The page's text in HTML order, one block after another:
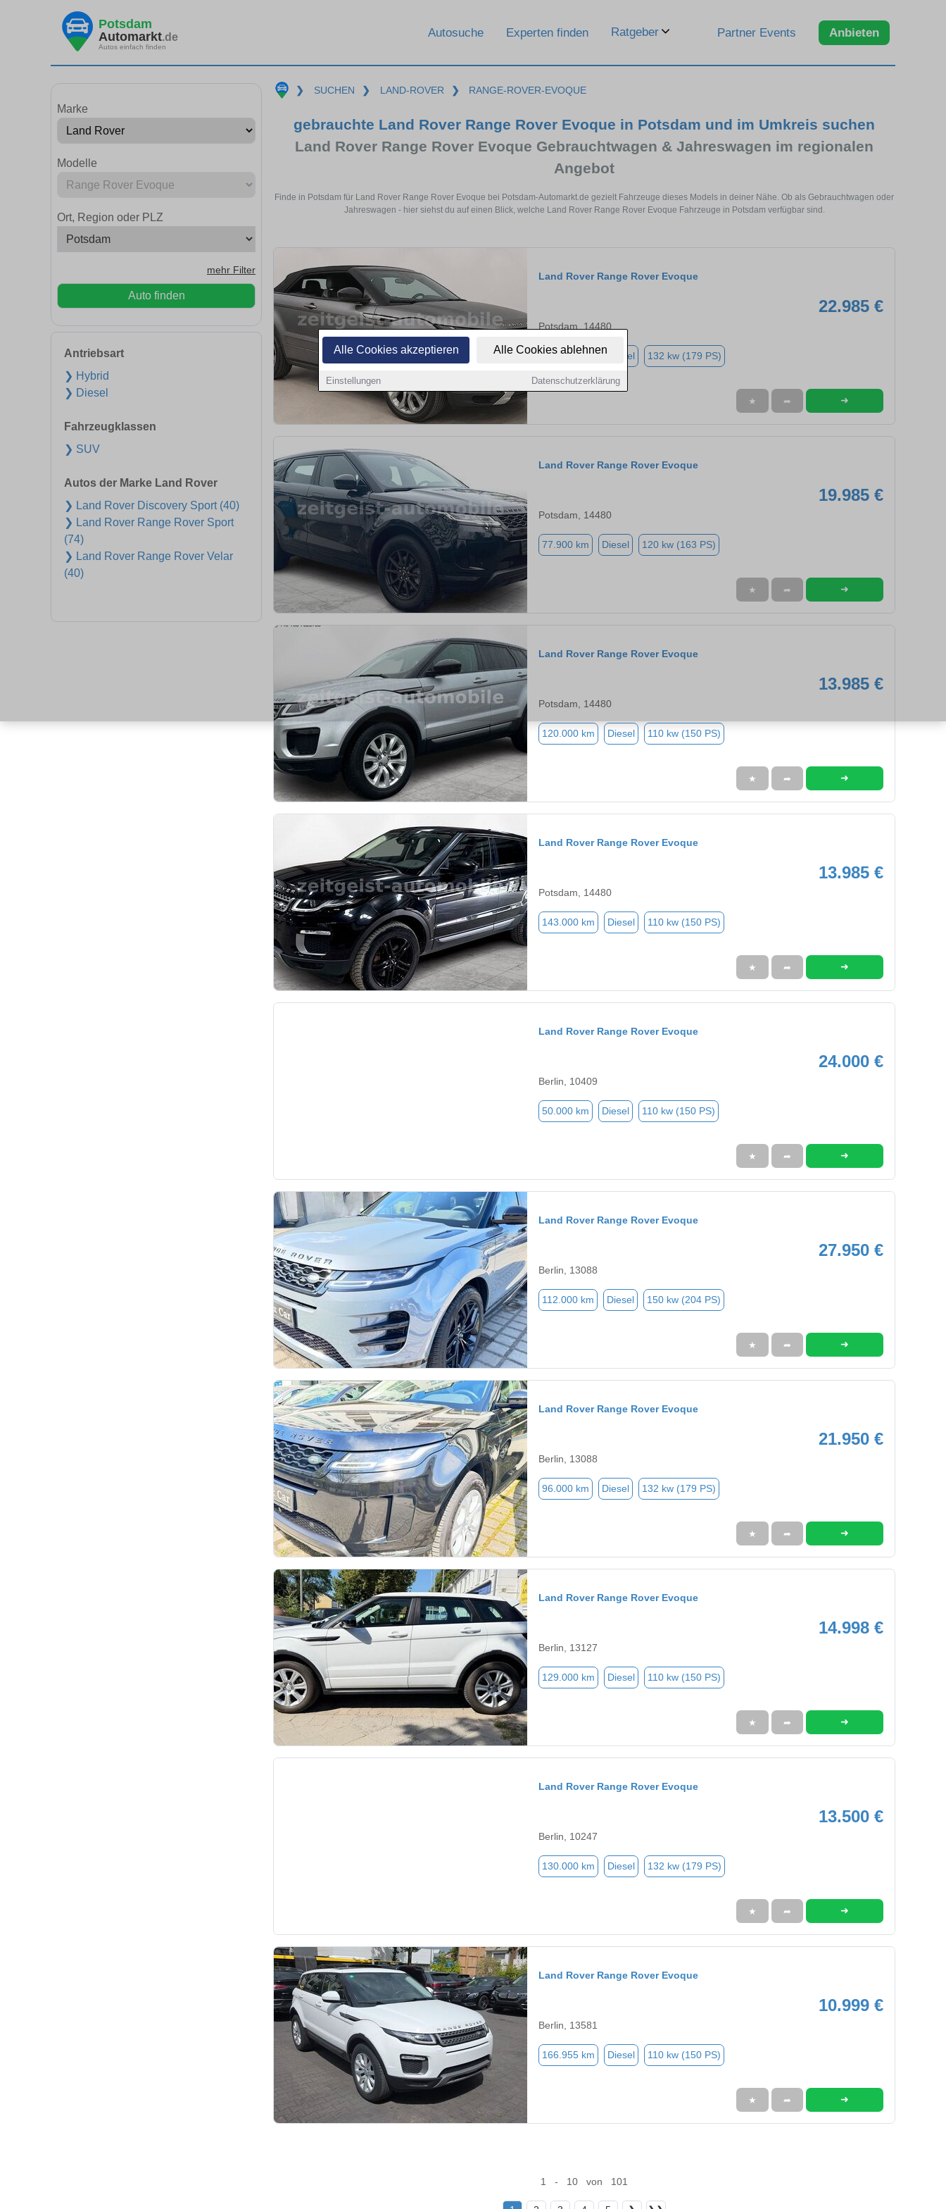
Alle Cookies akzeptieren Alle Cookies ablehnen
Einstellungen Datenschutzerklärung
Potsdam
Automarkt.de
Autos einfach finden
Autosuche Experten finden Ratgeber Partner Events Anbieten
Marke
Modelle
Ort, Region oder PLZ
mehr Filter
Auto finden
Antriebsart
❯ Hybrid
❯ Diesel
Fahrzeugklassen
❯ SUV
Autos der Marke Land Rover
❯ Land Rover Discovery Sport (40)
❯ Land Rover Range Rover Sport
(74)
❯ Land Rover Range Rover Velar
(40)
❯ SUCHEN ❯ LAND-ROVER ❯ RANGE-ROVER-EVOQUE
gebrauchte Land Rover Range Rover Evoque in Potsdam und im Umkreis suchen
Land Rover Range Rover Evoque Gebrauchtwagen & Jahreswagen im regionalen
Angebot
Finde in Potsdam für Land Rover Range Rover Evoque bei Potsdam-Automarkt.de gezielt Fahrzeuge dieses Models in deiner Nähe. Ob als Gebrauchtwagen oder
Jahreswagen - hier siehst du auf einen Blick, welche Land Rover Range Rover Evoque Fahrzeuge in Potsdam verfügbar sind.
Land Rover Range Rover Evoque
22.985 €
Potsdam, 14480
100.000 km Diesel 132 kw (179 PS)
★ ➦ ➜
Land Rover Range Rover Evoque
19.985 €
Potsdam, 14480
77.900 km Diesel 120 kw (163 PS)
★ ➦ ➜
Land Rover Range Rover Evoque
13.985 €
Potsdam, 14480
120.000 km Diesel 110 kw (150 PS)
★ ➦ ➜
Land Rover Range Rover Evoque
13.985 €
Potsdam, 14480
143.000 km Diesel 110 kw (150 PS)
★ ➦ ➜
Land Rover Range Rover Evoque
24.000 €
Berlin, 10409
50.000 km Diesel 110 kw (150 PS)
★ ➦ ➜
Land Rover Range Rover Evoque
27.950 €
Berlin, 13088
112.000 km Diesel 150 kw (204 PS)
★ ➦ ➜
Land Rover Range Rover Evoque
21.950 €
Berlin, 13088
96.000 km Diesel 132 kw (179 PS)
★ ➦ ➜
Land Rover Range Rover Evoque
14.998 €
Berlin, 13127
129.000 km Diesel 110 kw (150 PS)
★ ➦ ➜
Land Rover Range Rover Evoque
13.500 €
Berlin, 10247
130.000 km Diesel 132 kw (179 PS)
★ ➦ ➜
Land Rover Range Rover Evoque
10.999 €
Berlin, 13581
166.955 km Diesel 110 kw (150 PS)
★ ➦ ➜
1 - 10 von 101